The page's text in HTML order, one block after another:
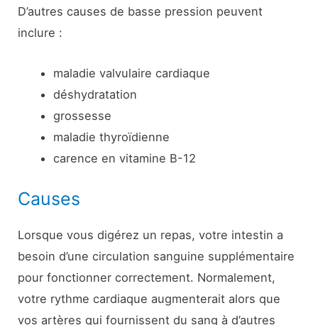
D’autres causes de basse pression peuvent
inclure :
maladie valvulaire cardiaque
déshydratation
grossesse
maladie thyroïdienne
carence en vitamine B-12
Causes
Lorsque vous digérez un repas, votre intestin a
besoin d’une circulation sanguine supplémentaire
pour fonctionner correctement. Normalement,
votre rythme cardiaque augmenterait alors que
vos artères qui fournissent du sang à d’autres